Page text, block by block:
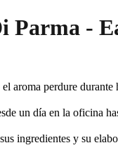
Parma -
aroma perdure durante
un día en la oficina
ingredientes y su